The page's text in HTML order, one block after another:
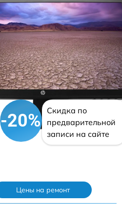
-20%
Скидка по
предварительной
записи на сайте
Цены на ремонт